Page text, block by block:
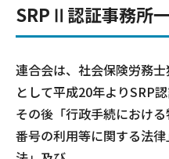
SRPⅡ認証事務所
連合会は、社会保険労務
として平成20年よりSRP
その後「行政手続におけ
番号の利用等に関する法